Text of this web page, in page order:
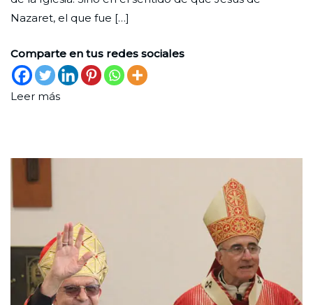
Nazaret, el que fue […]
Comparte en tus redes sociales
Leer más